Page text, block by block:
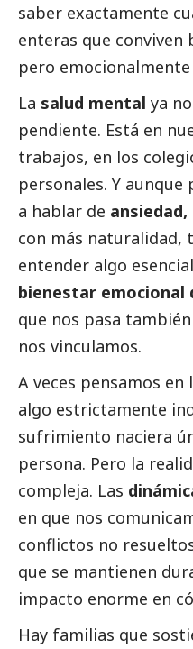
saber exactamente
enteras que conviven
pero
La salud mental ya
pendiente. Está en
trabajos, en los
personales. Y
a hablar de
con más naturalidad,
entender algo
bienestar emocional
que nos pasa
nos vinculamos.
A veces pensamos
algo estrictamente
sufrimiento naciera
persona. Pero la
compleja. Las
en que nos
conflictos no
que se mantienen
impacto enorme en
Hay familias que